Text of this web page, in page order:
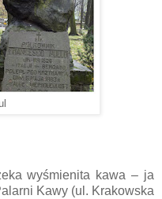
wyśmienita kawa – ja
Kawy (ul. Krakowska